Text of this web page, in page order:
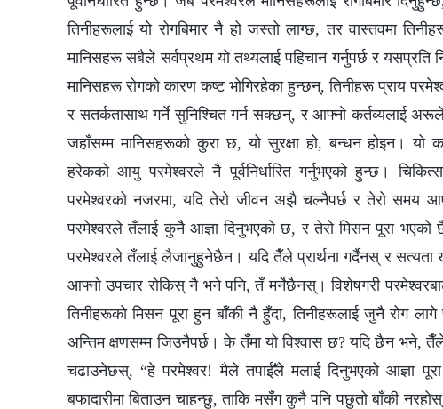
तिनीहरूलाई यो रोगबिमार नै हो जस्तो लाग्छ, तर वास्तवमा
मानिसहरू सबैले सर्वप्रथम यो तथ्यलाई पहिचान गर्नुपर्छ र यसप्रति
मानिसहरू रोगको कारण कष्ट भोगिरहेका हुन्छन्, तिनीहरू प्राय
र सतर्कतासाथ गर्ने सुनिश्‍चित गर्न सक्छन्, र आफ्‍नो कर्तव्यलाई
जहाँसम्‍म मानिसहरूको कुरा छ, यो सुरक्षा हो, बन्धन होइन। यो
हरेकको आयु परमेश्‍वरले नै पूर्वनिर्धारित गर्नुभएको हुन्छ।
परमेश्‍वरको नजरमा, यदि तेरो जीवन अझै चल्नैपर्छ र तेरो समय
परमेश्‍वरले तँलाई कुनै आज्ञा दिनुभएको छ, र तेरो मिसन पूरा
परमेश्‍वरले तँलाई लैजानुहुनेछैन। यदि तैँले प्रार्थना गर्दैनस् र सत्यता
आफ्‍नो उपचार रोकिस् नै भने पनि, तँ मर्नेछैनस्। विशेषगरी
तिनीहरूको मिसन पूरा हुन बाँकी नै हुँदा, तिनीहरूलाई जुनै रोग
अन्तिम क्षणसम्‍म जिउनैपर्छ। के तँमा यो विश्‍वास छ? यदि छैन भने,
चढाउनेछस्, “हे परमेश्‍वर! मैले तपाईँले मलाई दिनुभएको आज्ञा पूरा
बफादारीमा बिताउन चाहन्छु, ताकि मसँग कुनै पनि पछुतो बाँकी